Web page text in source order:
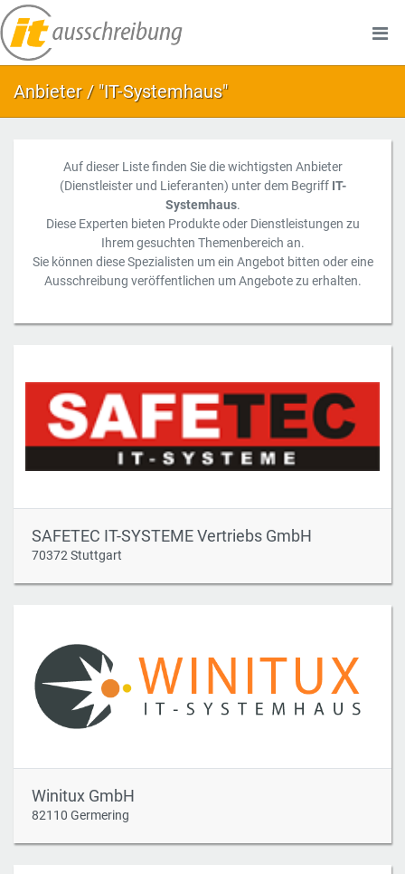
Anbieter / "IT-Systemhaus"
Auf dieser Liste finden Sie die wichtigsten Anbieter
(Dienstleister und Lieferanten) unter dem Begriff IT-
Systemhaus.
Diese Experten bieten Produkte oder Dienstleistungen zu
Ihrem gesuchten Themenbereich an.
Sie können diese Spezialisten um ein Angebot bitten oder eine
Ausschreibung veröffentlichen um Angebote zu erhalten.
SAFETEC IT-SYSTEME Vertriebs GmbH
70372 Stuttgart
Winitux GmbH
82110 Germering